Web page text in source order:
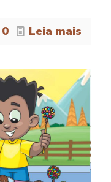
0 Leia mais